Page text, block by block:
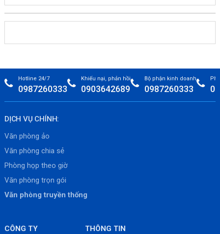
Hotline 24/7
0987260333
Khiếu nại, phản hồi
0903642689
Bộ phận kinh doanh
0987260333
DỊCH VỤ CHÍNH:
Văn phòng ảo
Văn phòng chia sẻ
Phòng họp theo giờ
Văn phòng trọn gói
Văn phòng truyền thống
CÔNG TY THÔNG TIN